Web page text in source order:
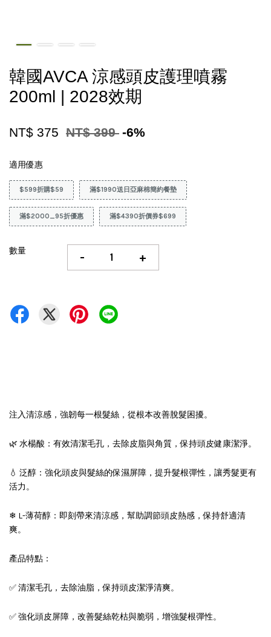
韓國AVCA 涼感頭皮護理噴霧
200ml | 2028效期
NT$ 375 NT$ 399 -6%
適用優惠
$599折購$59 滿$1990送日亞麻棉簡約餐墊
滿$2000_95折優惠 滿$4390折價券$699
數量 - +
注入清涼感，強韌每一根髮絲，從根本改善脫髮困擾。
🌿 水楊酸：有效清潔毛孔，去除皮脂與角質，保持頭皮健康潔淨。
💧 泛醇：強化頭皮與髮絲的保濕屏障，提升髮根彈性，讓秀髮更有
活力。
❄ L-薄荷醇：即刻帶來清涼感，幫助調節頭皮熱感，保持舒適清
爽。
產品特點：
✅ 清潔毛孔，去除油脂，保持頭皮潔淨清爽。
✅ 強化頭皮屏障，改善髮絲乾枯與脆弱，增強髮根彈性。